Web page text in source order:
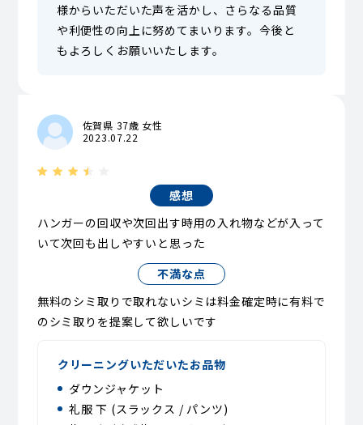
様からいただいた声を活かし、さらなる品質
や利便性の向上に努めてまいります。今後と
もよろしくお願いいたします。
佐賀県 37歳 女性
2023.07.22
感想
ハンガーの回収や次回出す時用の入れ物などが入って
いて次回も出しやすいと思った
不満な点
無料のシミ取りで取れないシミは料金確定時に有料で
のシミ取りを提案して欲しいです
クリーニングいただいたお品物
ダウンジャケット
礼服 下 (スラックス / パンツ)